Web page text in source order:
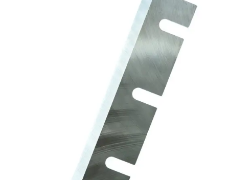
Serra fita para madeira industrial